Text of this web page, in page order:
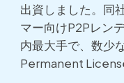
出資しました。同
マー向けP2Pレン
内最大手で、数少
Permanent